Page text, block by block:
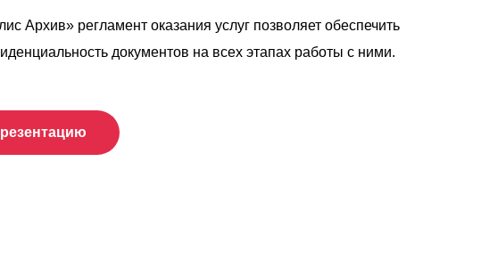
Архив» регламент оказания услуг позволяет обеспечить
документов на всех этапах работы с ними.